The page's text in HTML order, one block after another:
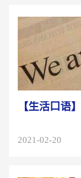
【生活口语】
2021-02-20